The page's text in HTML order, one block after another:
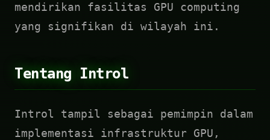
mendirikan fasilitas GPU computing
yang signifikan di wilayah ini.
Tentang Introl
Introl tampil sebagai pemimpin dalam
implementasi infrastruktur GPU,